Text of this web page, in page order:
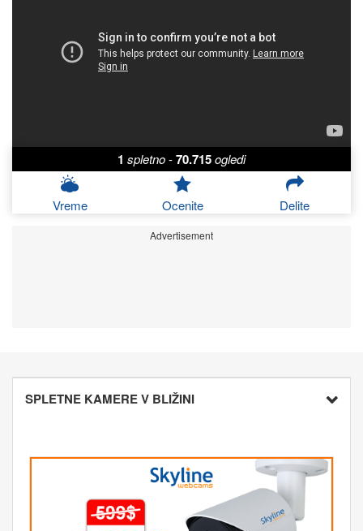
1 spletno-70.715ogledi
Vreme Ocenite Delite
Advertisement
SPLETNE KAMERE V BLIŽINI